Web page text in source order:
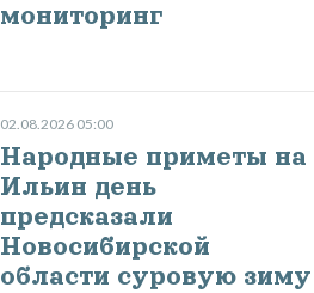
мониторинг
02.08.2026 05:00
Народные приметы на
Ильин день
предсказали
Новосибирской
области суровую зиму